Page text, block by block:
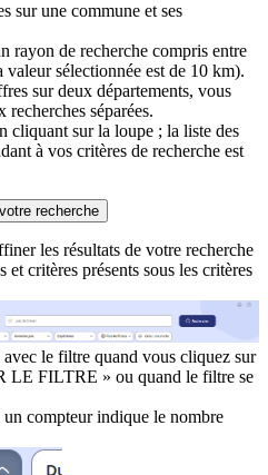
sur une commune et ses
rayon de recherche compris entre
sélectionnée est de 10 km).
sur deux départements, vous
séparées.
cliquant sur la loupe ; la liste des
à vos critères de recherche est
recherche
les résultats de votre recherche
et critères présents sous les critères
avec le filtre quand vous cliquez sur
LE FILTRE » ou quand le filtre se
compteur indique le nombre